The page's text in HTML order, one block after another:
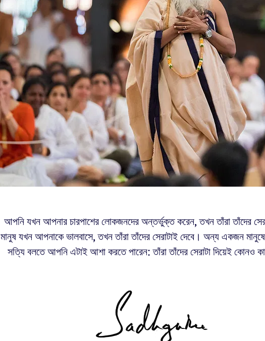
আপনি যখন আপনার চারপাশের লোকজনদের অন্তর্ভুক্ত করেন, তখন তাঁরা তাঁদের
মানুষ যখন আপনাকে ভালবাসে, তখন তাঁরা তাঁদের সেরাটাই দেবে। অন্য একজন
সত্যি বলতে আপনি এটাই আশা করতে পারেন: তাঁরা তাঁদের সেরাটা দিয়েই কোনও